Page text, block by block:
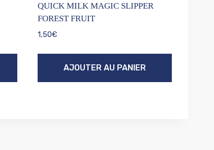
QUICK MILK MAGIC SLIPPER
FOREST FRUIT
1,50€
AJOUTER AU PANIER